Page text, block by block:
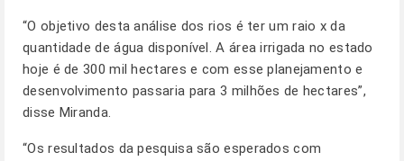
“O objetivo desta análise dos rios é ter um raio x da
quantidade de água disponível. A área irrigada no estado
hoje é de 300 mil hectares e com esse planejamento e
desenvolvimento passaria para 3 milhões de hectares”,
disse Miranda.
“Os resultados da pesquisa são esperados com